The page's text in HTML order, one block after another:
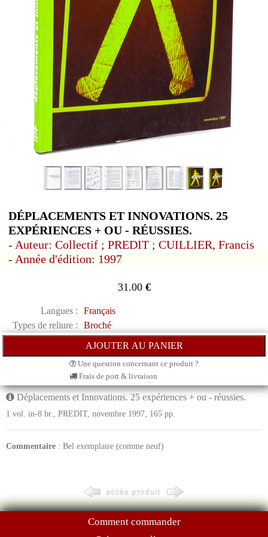
DÉPLACEMENTS ET INNOVATIONS. 25
EXPÉRIENCES + OU - RÉUSSIES.
- Auteur: Collectif ; PREDIT ; CUILLIER, Francis
- Année d'édition: 1997
31.00€
Langues :
Français
Types de reliure :
Broché
Une question concernant ce produit ?
Frais de port & livraison
Déplacements et Innovations. 25 expériences + ou - réussies.
1 vol. in-8 br., PREDIT, novembre 1997, 165 pp.
Commentaire : Bel exemplaire (comme neuf)
Comment commander